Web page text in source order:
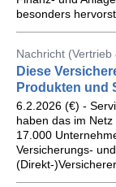
besonders
Nachricht (Vertrieb
Diese
Produkten und
6.2.2026 (€) -
haben das im
17.000
Versicherungs-
(Direkt-